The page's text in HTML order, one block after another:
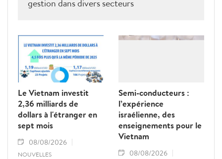
gestion dans divers secteurs
Le Vietnam investit
2,36 milliards de
dollars à l'étranger en
sept mois
08/08/2026
NOUVELLES
Semi-conducteurs :
l’expérience
israélienne, des
enseignements pour le
Vietnam
08/08/2026